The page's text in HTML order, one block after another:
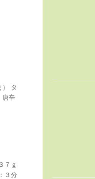
） タ
唐辛
７ｇ
３分